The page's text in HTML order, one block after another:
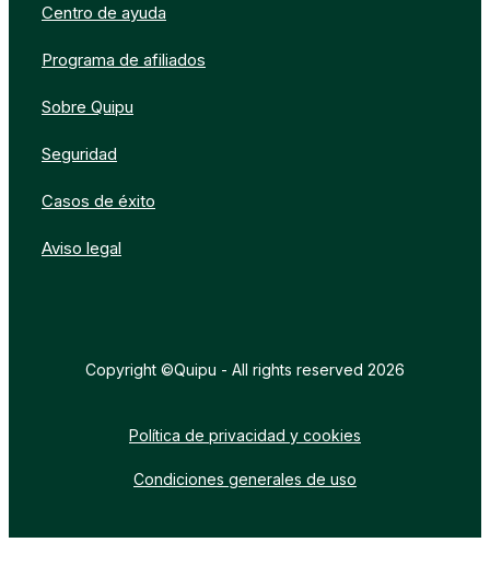
Centro de ayuda
Programa de afiliados
Sobre Quipu
Seguridad
Casos de éxito
Aviso legal
Copyright ©Quipu - All rights reserved 2026
Política de privacidad y cookies
Condiciones generales de uso